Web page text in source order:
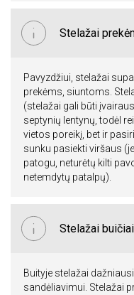
Stelažai
Pavyzdžiui, stelažai
prekėms, siuntoms.
(stelažai gali būti
septynių lentynų, todėl
vietos poreikį, bet ir
sunku pasiekti viršaus
patogu, neturėtų kilti
netemdytų patalpų).
Stelažai buičiai
Buityje stelažai
sandėliavimui. Stelažai